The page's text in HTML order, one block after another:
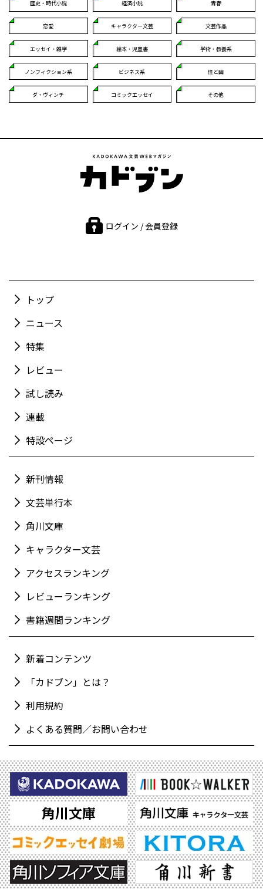
歴史・時代小説 経済小説 青春
恋愛 キャラクター文芸 文芸作品
エッセイ・雑学 絵本・児童書 学術・教養系
ノンフィクション系 ビジネス系 怪と幽
ダ・ヴィンチ コミックエッセイ その他
ログイン / 会員登録
トップ
ニュース
特集
レビュー
試し読み
連載
特設ページ
新刊情報
文芸単行本
角川文庫
キャラクター文芸
アクセスランキング
レビューランキング
書籍週間ランキング
新着コンテンツ
「カドブン」とは？
利用規約
よくある質問／お問い合わせ